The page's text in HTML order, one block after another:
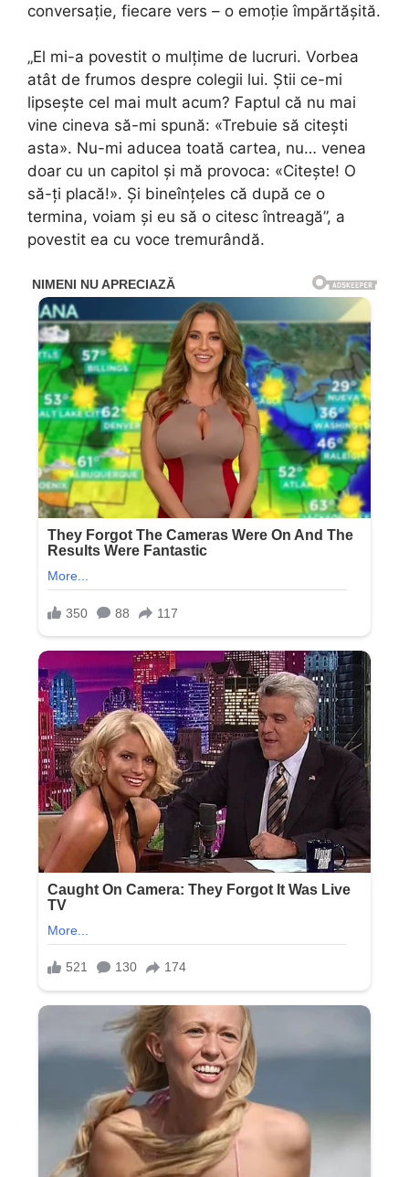
conversație, fiecare vers – o emoție împărtășită.
„El mi-a povestit o mulțime de lucruri. Vorbea
atât de frumos despre colegii lui. Știi ce-mi
lipsește cel mai mult acum? Faptul că nu mai
vine cineva să-mi spună: «Trebuie să citești
asta». Nu-mi aducea toată cartea, nu… venea
doar cu un capitol și mă provoca: «Citește! O
să-ți placă!». Și bineînțeles că după ce o
termina, voiam și eu să o citesc întreagă”, a
povestit ea cu voce tremurândă.